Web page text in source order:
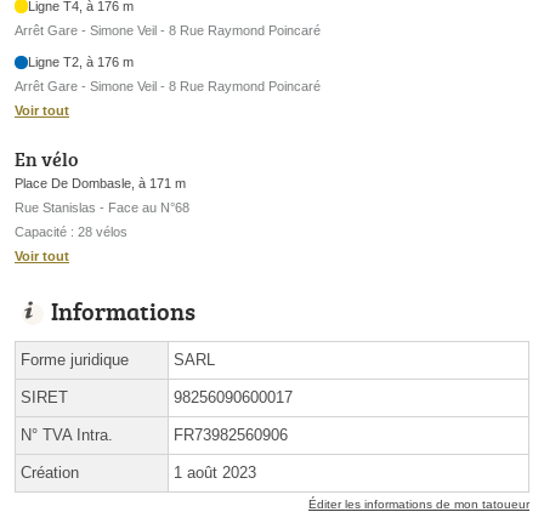
Ligne T4, à 176 m
Arrêt Gare - Simone Veil - 8 Rue Raymond Poincaré
Ligne T2, à 176 m
Arrêt Gare - Simone Veil - 8 Rue Raymond Poincaré
Voir tout
En vélo
Place De Dombasle, à 171 m
Rue Stanislas - Face au N°68
Capacité : 28 vélos
Voir tout
Informations
Forme juridique SARL
SIRET 98256090600017
N° TVA Intra. FR73982560906
Création 1 août 2023
Éditer les informations de mon tatoueur